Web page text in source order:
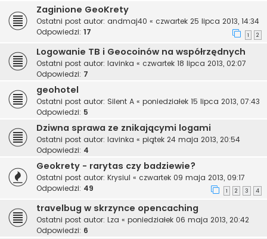
Zaginione GeoKrety
Ostatni post autor: andmaj40 « czwartek 25 lipca 2013, 14:34
Odpowiedzi: 17 1 2
Logowanie TB i Geocoinów na współrzędnych
Ostatni post autor: lavinka « czwartek 18 lipca 2013, 02:07
Odpowiedzi: 7
geohotel
Ostatni post autor: Silent A « poniedziałek 15 lipca 2013, 07:43
Odpowiedzi: 5
Dziwna sprawa ze znikającymi logami
Ostatni post autor: lavinka « piątek 24 maja 2013, 20:54
Odpowiedzi: 4
Geokrety - rarytas czy badziewie?
Ostatni post autor: Krysiul « czwartek 09 maja 2013, 09:17
Odpowiedzi: 49 1 2 3 4
travelbug w skrzynce opencaching
Ostatni post autor: Lza « poniedziałek 06 maja 2013, 20:42
Odpowiedzi: 6